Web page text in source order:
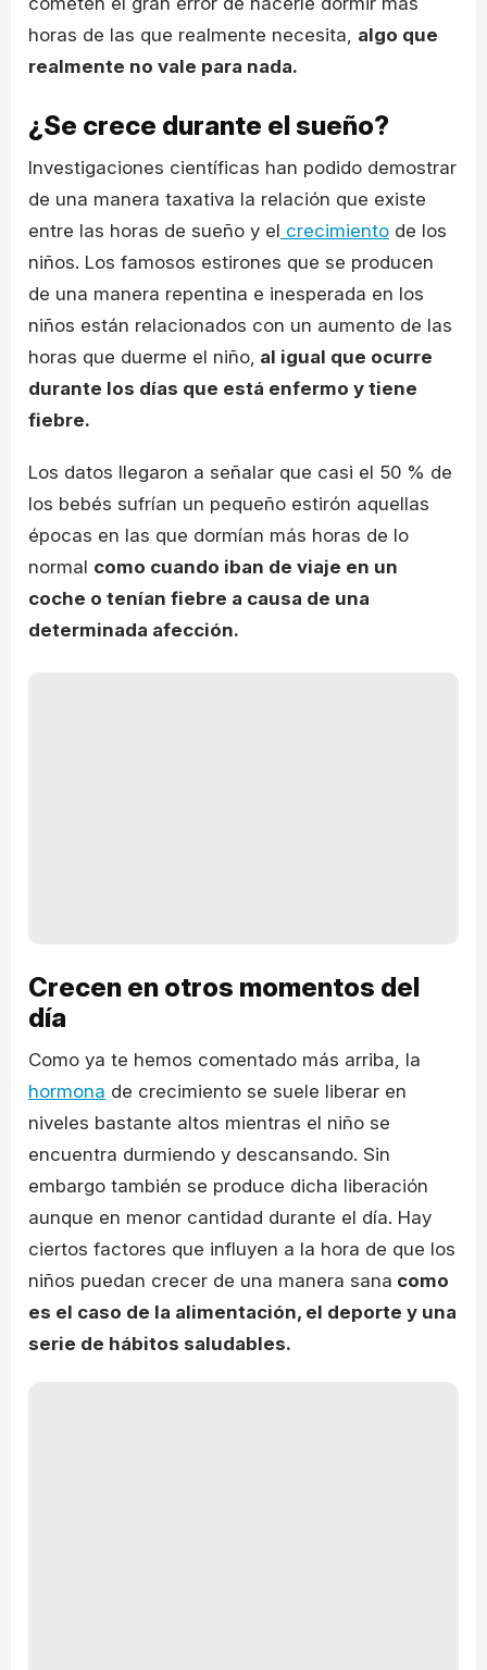
horas de las que realmente necesita, algo que
realmente no vale para nada.
¿Se crece durante el sueño?
Investigaciones científicas han podido demostrar
de una manera taxativa la relación que existe
entre las horas de sueño y el crecimiento de los
niños. Los famosos estirones que se producen
de una manera repentina e inesperada en los
niños están relacionados con un aumento de las
horas que duerme el niño, al igual que ocurre
durante los días que está enfermo y tiene
fiebre.
Los datos llegaron a señalar que casi el 50 % de
los bebés sufrían un pequeño estirón aquellas
épocas en las que dormían más horas de lo
normal como cuando iban de viaje en un
coche o tenían fiebre a causa de una
determinada afección.
Crecen en otros momentos del
día
Como ya te hemos comentado más arriba, la
hormona de crecimiento se suele liberar en
niveles bastante altos mientras el niño se
encuentra durmiendo y descansando. Sin
embargo también se produce dicha liberación
aunque en menor cantidad durante el día. Hay
ciertos factores que influyen a la hora de que los
niños puedan crecer de una manera sana como
es el caso de la alimentación, el deporte y una
serie de hábitos saludables.